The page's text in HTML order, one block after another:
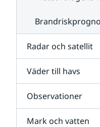
Radar och satellit
Väder till havs
Observationer
Mark och vatten